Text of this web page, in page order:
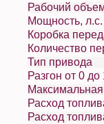
Мощность, л.с.
Коробка
Тип привода
Разгон от 0 до
Расход
Расход